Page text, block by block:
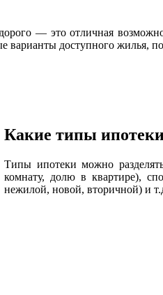
— это отличная
варианты доступного жилья,
Какие типы
Типы ипотеки можно
комнату, долю в квартире),
нежилой, новой, вторичной) и